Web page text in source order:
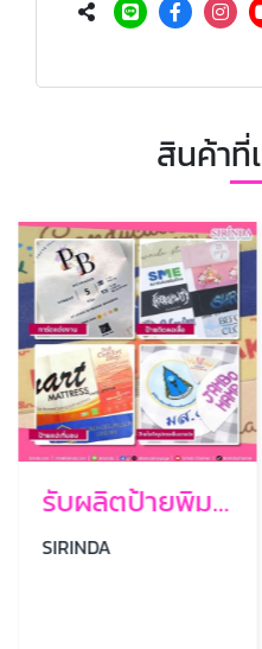
สินค้าที่
รับผลิตป้ายพิมพ์ซาตินดิจิตอล
SIRINDA